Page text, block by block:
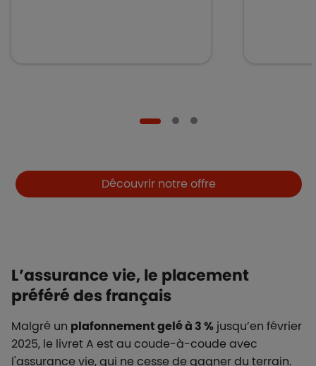
Boutons et liensDécouvrir notre offre
L’assurance vie, le placement
préféré des français
Malgré un plafonnement gelé à 3 % jusqu’en février
2025, le livret A est au coude-à-coude avec
l'assurance vie, qui ne cesse de gagner du terrain.